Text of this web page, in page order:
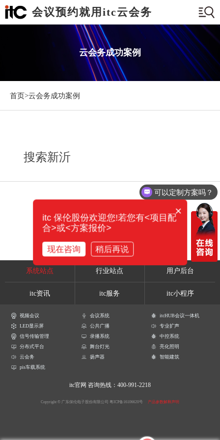
会议预约就用itc云会务
云会务成功案例
首页>云会务成功案例
搜索新沂
系统站点 行业站点 用户后台
itc资讯 itc服务 itc小程序
视频会议 会议系统
itcHUB会议一体机
LED显示屏
公共广播
专业扩声
信号传输管理
录播系统
中控系统
分布式平台
舞台灯光
亮化照明
云会务
扬声器
智能建筑
pis车载系统
itc官网 咨询热线：400-991-2218
Copyright © 广东保伦电子股份有限公司 粤ICP备16106620号 产品参数解释声明
可以定制方案吗？
×
itc 保伦股份欢迎您!若您有<项目配
合>或<方案报价>
现在咨询 稍后再说